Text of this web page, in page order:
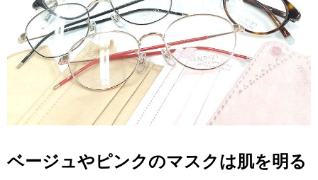
ベージュやピンクのマスクは肌を明る